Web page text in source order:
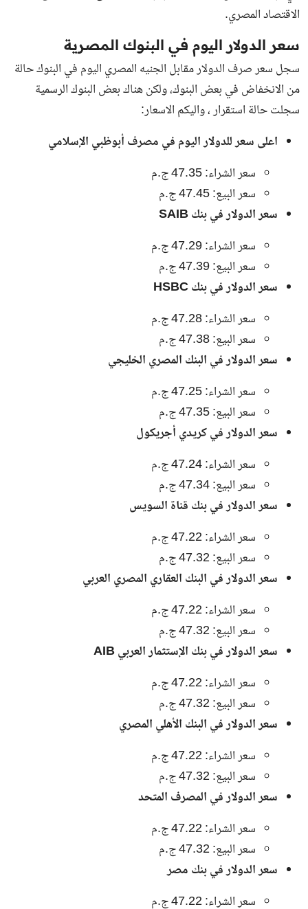
الاقتصاد المصري.
سعر الدولار اليوم في البنوك المصرية
سجل سعر صرف الدولار مقابل الجنيه المصري اليوم في البنوك حالة
من الانخفاض في بعض البنوك، ولكن هناك بعض البنوك الرسمية
سجلت حالة استقرار ، واليكم الاسعار:
اعلى سعر للدولار اليوم في مصرف أبوظبي الإسلامي
سعر الشراء: 47.35 ج.م
سعر البيع: 47.45 ج.م
سعر الدولار في بنك SAIB
سعر الشراء: 47.29 ج.م
سعر البيع: 47.39 ج.م
سعر الدولار في بنك HSBC
سعر الشراء: 47.28 ج.م
سعر البيع: 47.38 ج.م
سعر الدولار في البنك المصري الخليجي
سعر الشراء: 47.25 ج.م
سعر البيع: 47.35 ج.م
سعر الدولار في كريدي أجريكول
سعر الشراء: 47.24 ج.م
سعر البيع: 47.34 ج.م
سعر الدولار في بنك قناة السويس
سعر الشراء: 47.22 ج.م
سعر البيع: 47.32 ج.م
سعر الدولار في البنك العقاري المصري العربي
سعر الشراء: 47.22 ج.م
سعر البيع: 47.32 ج.م
سعر الدولار في بنك الإستثمار العربي AIB
سعر الشراء: 47.22 ج.م
سعر البيع: 47.32 ج.م
سعر الدولار في البنك الأهلي المصري
سعر الشراء: 47.22 ج.م
سعر البيع: 47.32 ج.م
سعر الدولار في المصرف المتحد
سعر الشراء: 47.22 ج.م
سعر البيع: 47.32 ج.م
سعر الدولار في بنك مصر
سعر الشراء: 47.22 ج.م